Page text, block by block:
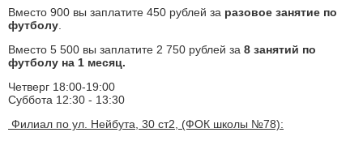
Вместо 900 вы заплатите 450 рублей за разовое занятие по
футболу
Вместо 5 500 вы заплатите 2 750 рублей за 8 занятий по
футболу на 1 месяц.
Четверг 18:00-19:00
Суббота 12:30 - 13:30
Филиал по ул. Нейбута, 30 ст2, (ФОК школы №78):